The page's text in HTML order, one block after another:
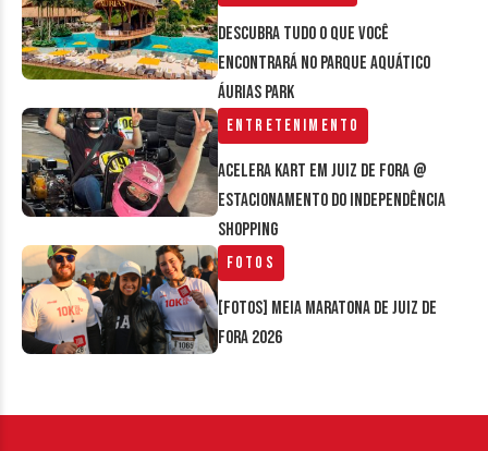
Descubra tudo o que você
encontrará no parque aquático
Áurias Park
Entretenimento
Acelera Kart em Juiz de Fora @
estacionamento do Independência
Shopping
Fotos
[FOTOS] Meia Maratona de Juiz de
Fora 2026